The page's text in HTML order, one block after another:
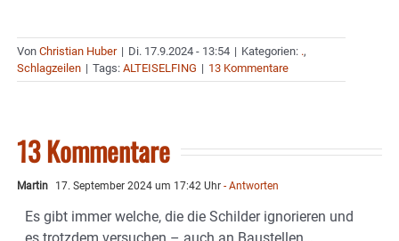
Von Christian Huber | Di. 17.9.2024 - 13:54 | Kategorien: .,
Schlagzeilen | Tags: ALTEISELFING | 13 Kommentare
13 Kommentare
Martin 17. September 2024 um 17:42 Uhr - Antworten
Es gibt immer welche, die die Schilder ignorieren und